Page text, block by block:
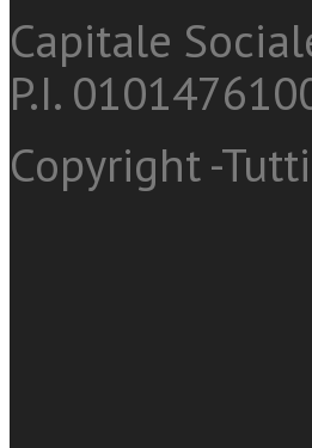
Capitale
P.I.
Copyright -